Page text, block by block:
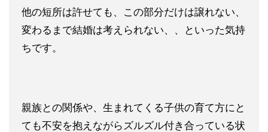
他の短所は許せても、この部分だけは譲れない、
変わるまで結婚は考えられない、、といった気持
ちです。
親族との関係や、生まれてくる子供の育て方にと
ても不安を抱えながらズルズル付き合っている状